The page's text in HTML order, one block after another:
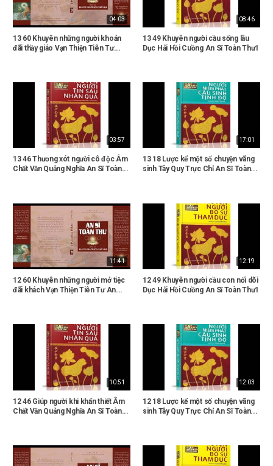
04:03
13 60 Khuyên những người khoản
đãi thầy giáo Vạn Thiện Tiên Tư...
08:46
13 49 Khuyên người cầu sống lâu
Dục Hải Hồi Cuồng An Sĩ Toàn Thư1
03:57
13 46 Thương xót người cô độc Âm
Chất Văn Quảng Nghĩa An Sĩ Toàn...
17:01
13 18 Lược kể một số chuyện vãng
sinh Tây Quy Trực Chỉ An Sĩ Toàn...
11:41
12 60 Khuyên những người mở tiệc
đãi khách Vạn Thiện Tiên Tư An...
12:19
12 49 Khuyên người cầu con nối dõi
Dục Hải Hồi Cuồng An Sĩ Toàn Thư1
10:51
12 46 Giúp người khi khẩn thiết Âm
Chất Văn Quảng Nghĩa An Sĩ Toàn...
12:03
12 18 Lược kể một số chuyện vãng
sinh Tây Quy Trực Chỉ An Sĩ Toàn...